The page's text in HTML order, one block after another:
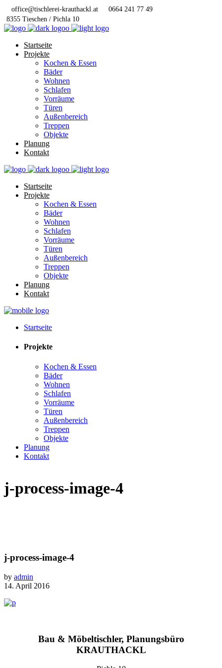
office@tischlerei-krauthackl.at
0664 241 77 49
8355 Tieschen / Pichla 10
Startseite
Projekte
Kochen & Essen
Bäder
Wohnen
Schlafen
Vorräume
Türen
Außenbereich
Treppen
Objekte
Planung
Kontakt
Startseite
Projekte
Kochen & Essen
Bäder
Wohnen
Schlafen
Vorräume
Türen
Außenbereich
Treppen
Objekte
Planung
Kontakt
Startseite
Projekte
Kochen & Essen
Bäder
Wohnen
Schlafen
Vorräume
Türen
Außenbereich
Treppen
Objekte
Planung
Kontakt
j-process-image-4
j-process-image-4
by admin
14. April 2016
Bau & Möbeltischler, Planungsbüro
KRAUTHACKL